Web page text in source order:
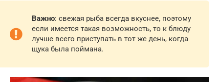
Важно: свежая рыба всегда вкуснее, поэтому
если имеется такая возможность, то к блюду
лучше всего приступать в тот же день, когда
щука была поймана.